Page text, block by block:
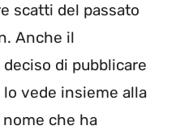
scatti del passato
Anche il
di pubblicare
vede insieme alla
che ha